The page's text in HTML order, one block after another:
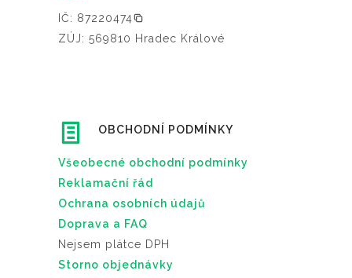
IČ: 87220474
ZÚJ: 569810 Hradec Králové
OBCHODNÍ PODMÍNKY
Všeobecné obchodní podmínky
Reklamační řád
Ochrana osobních údajů
Doprava a FAQ
Nejsem plátce DPH
Storno objednávky